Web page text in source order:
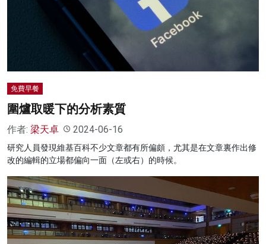
免費早餐
圍爐取暖下的分析素質
作者: 梁天卓 2024-06-16
研究人員發現維基百科不少文章都有所偏頗，尤其是在文章裏作出修
改的編輯的立場都偏向一面（左或右）的時候。